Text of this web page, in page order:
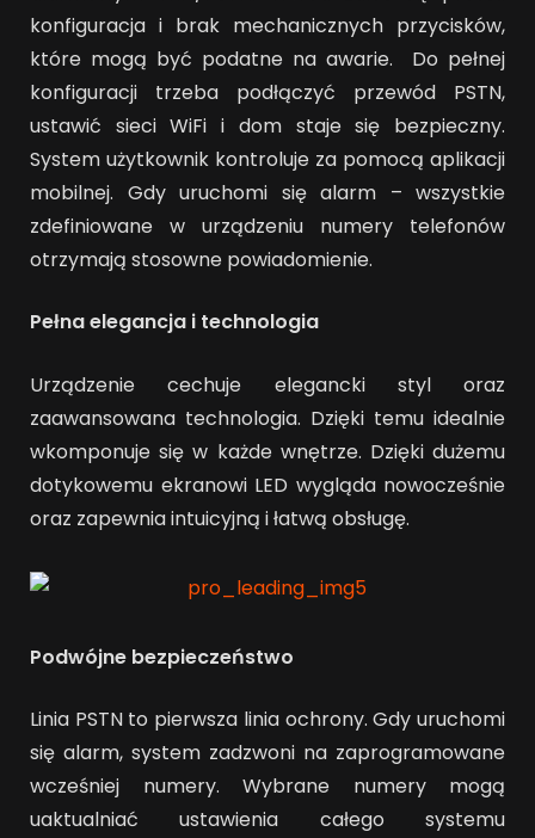
konfiguracja i brak mechanicznych przycisków,
które mogą być podatne na awarie. Do pełnej
konfiguracji trzeba podłączyć przewód PSTN,
ustawić sieci WiFi i dom staje się bezpieczny.
System użytkownik kontroluje za pomocą aplikacji
mobilnej. Gdy uruchomi się alarm – wszystkie
zdefiniowane w urządzeniu numery telefonów
otrzymają stosowne powiadomienie.
Pełna elegancja i technologia
Urządzenie cechuje elegancki styl oraz
zaawansowana technologia. Dzięki temu idealnie
wkomponuje się w każde wnętrze. Dzięki dużemu
dotykowemu ekranowi LED wygląda nowocześnie
oraz zapewnia intuicyjną i łatwą obsługę.
Podwójne bezpieczeństwo
Linia PSTN to pierwsza linia ochrony. Gdy uruchomi
się alarm, system zadzwoni na zaprogramowane
wcześniej numery. Wybrane numery mogą
uaktualniać ustawienia całego systemu